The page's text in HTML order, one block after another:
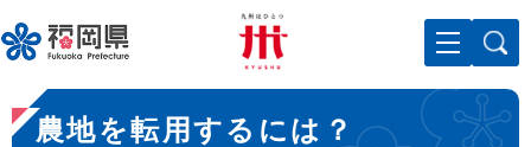
ー
ジ
先
頭
メニューを飛ばして本文へ
本
文
農地を転用するには？